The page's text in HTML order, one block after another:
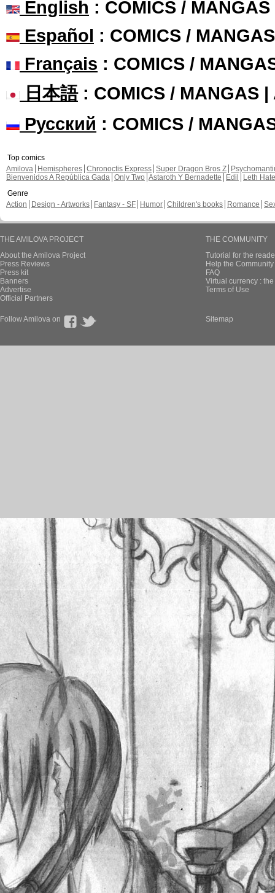
English : COMICS /
Español : COMICS /
Français : COMICS /
日本語: COMICS / MANGAS |
Русский : COMICS /
Top comics
Amilova
Hemispheres Chronoctis Express Super Dragon Bros Z
Bienvenidos A República Gada Only Two Astaroth Y Bernadette Edil
Leth Hate
Genre
Action
Design - Artworks Fantasy - SF Humor Children's books Romance
THE AMILOVA PROJECT
About the Amilova Project
Press Reviews
Press kit
Banners
Advertise
Official Partners
THE COMMUNITY
Tutorial for the
Help the
FAQ
Virtual currency :
Terms of Use
Follow Amilova on Sitemap